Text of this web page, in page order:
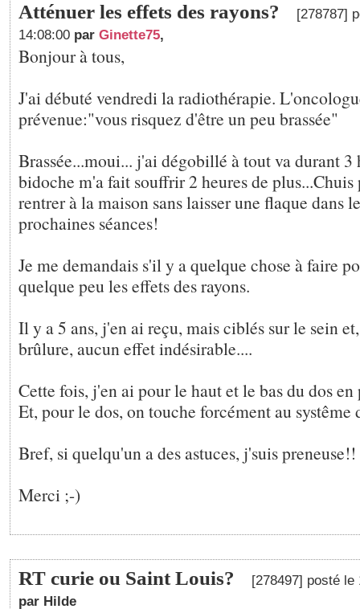
Atténuer les effets des rayons?
[278787]
14:08:00 par Ginette75,
Bonjour à tous,
J'ai débuté vendredi la radiothérapie.
prévenue:"vous risquez d'être un peu brassée"
Brassée...moui... j'ai dégobillé à tout va durant 3
bidoche m'a fait souffrir 2 heures de plus...Chuis
rentrer à la maison sans laisser une flaque dans
prochaines séances!
Je me demandais s'il y a quelque chose à faire
quelque peu les effets des rayons.
Il y a 5 ans, j'en ai reçu, mais ciblés sur le sein
brûlure, aucun effet indésirable....
Cette fois, j'en ai pour le haut et le bas du dos
Et, pour le dos, on touche forcément au systême
Bref, si quelqu'un a des astuces, j'suis preneuse!!
Merci ;-)
RT curie ou Saint Louis?
[278497] posté le
par Hilde